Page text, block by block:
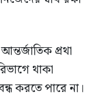
প্রথা
থাকা
করতে পারে না।